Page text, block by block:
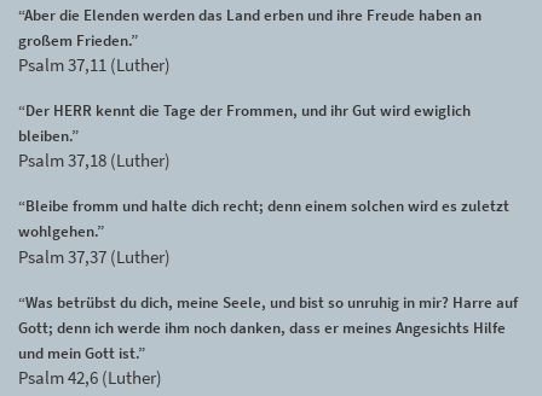
“Aber die Elenden werden das Land erben und ihre Freude haben an
großem Frieden.”
Psalm 37,11 (Luther)
“Der HERR kennt die Tage der Frommen, und ihr Gut wird ewiglich
bleiben.”
Psalm 37,18 (Luther)
“Bleibe fromm und halte dich recht; denn einem solchen wird es zuletzt
wohlgehen.”
Psalm 37,37 (Luther)
“Was betrübst du dich, meine Seele, und bist so unruhig in mir? Harre auf
Gott; denn ich werde ihm noch danken, dass er meines Angesichts Hilfe
und mein Gott ist.”
Psalm 42,6 (Luther)